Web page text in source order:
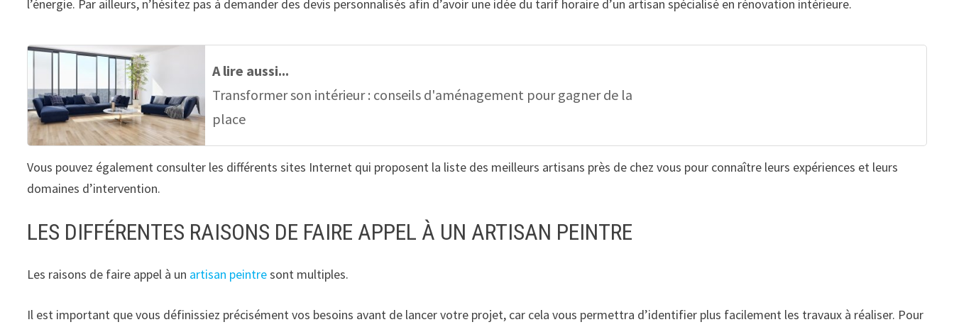
l’énergie. Par ailleurs, n’hésitez pas à demander des devis personnalisés afin d’avoir une idée du tarif horaire d’un artisan spécialisé en rénovation intérieure.
A lire aussi...
Transformer son intérieur : conseils d'aménagement pour gagner de la
place
Vous pouvez également consulter les différents sites Internet qui proposent la liste des meilleurs artisans près de chez vous pour connaître leurs expériences et leurs
domaines d’intervention.
LES DIFFÉRENTES RAISONS DE FAIRE APPEL À UN ARTISAN PEINTRE
Les raisons de faire appel à un artisan peintresont multiples.
Il est important que vous définissiez précisément vos besoins avant de lancer votre projet, car cela vous permettra d’identifier plus facilement les travaux à réaliser. Pour